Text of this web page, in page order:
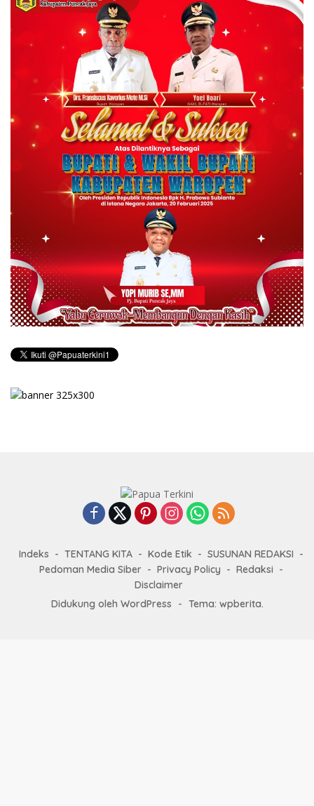
Indeks TENTANG KITA Kode Etik
SUSUNAN REDAKSI
Pedoman Media Siber
Privacy Policy
Redaksi
Disclaimer
Didukung oleh WordPress
- Tema: wpberita.